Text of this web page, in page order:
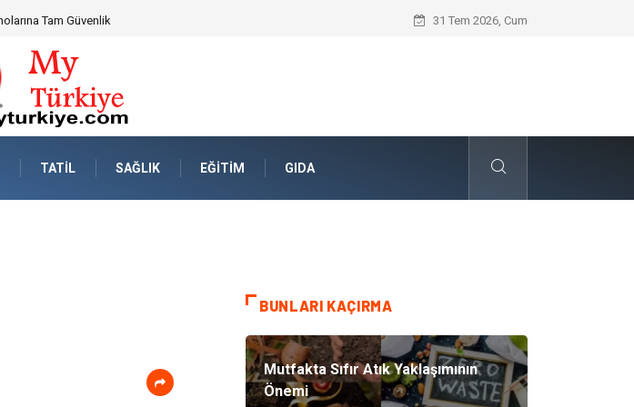
Geleceğin Evleri Nedir?
31 Tem 2026, Cum
TATIL SAĞLIK EĞITIM GIDA
BUNLARI KAÇIRMA
Mutfakta Sıfır Atık Yaklaşımının
Önemi